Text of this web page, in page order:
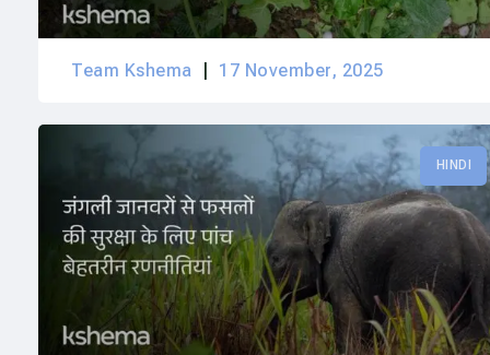
Team Kshema 17 November, 2025
HINDI